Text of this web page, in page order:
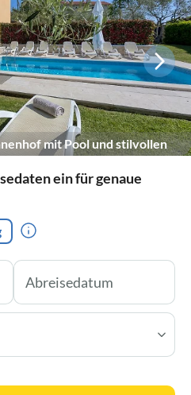
mit Pool und stilvollen
ein für genaue